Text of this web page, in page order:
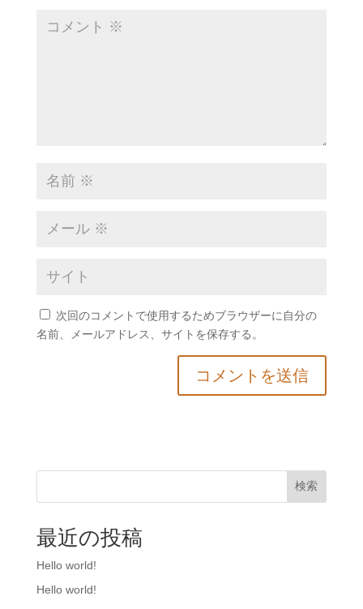
次回のコメントで使用するためブラウザーに自分の
名前、メールアドレス、サイトを保存する。
検索
最近の投稿
Hello world!
Hello world!